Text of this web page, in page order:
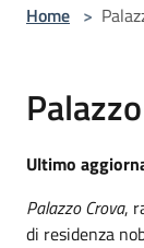
Home >
Ultimo
Palazzo Crova,
di residenza